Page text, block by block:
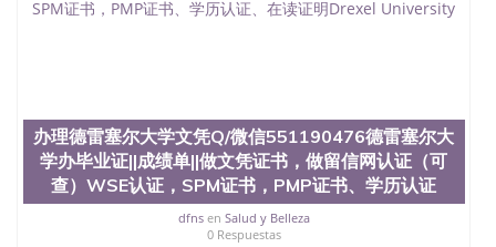
办理德雷塞尔大学文凭Q/微信551190476德雷塞尔大
学办毕业证||成绩单||做文凭证书，做留信网认证（可
查）WSE认证，SPM证书，PMP证书、学历认证
dfnsen Salud y Belleza
0 Respuestas